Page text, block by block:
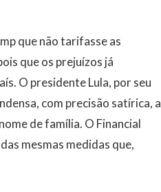
que não tarifasse as
que os prejuízos já
O presidente Lula, por seu
com precisão satírica, a
de família. O Financial
mesmas medidas que,